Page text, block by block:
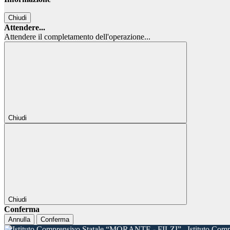
Chiudi
Attendere...
Attendere il completamento dell'operazione...
Chiudi
Chiudi
Conferma
Annulla Conferma